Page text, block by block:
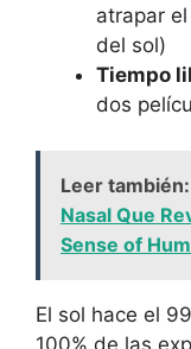
atrapar
del sol)
Tiempo
dos
Leer también:
Nasal Que
Sense of
El sol hace el
100% de las